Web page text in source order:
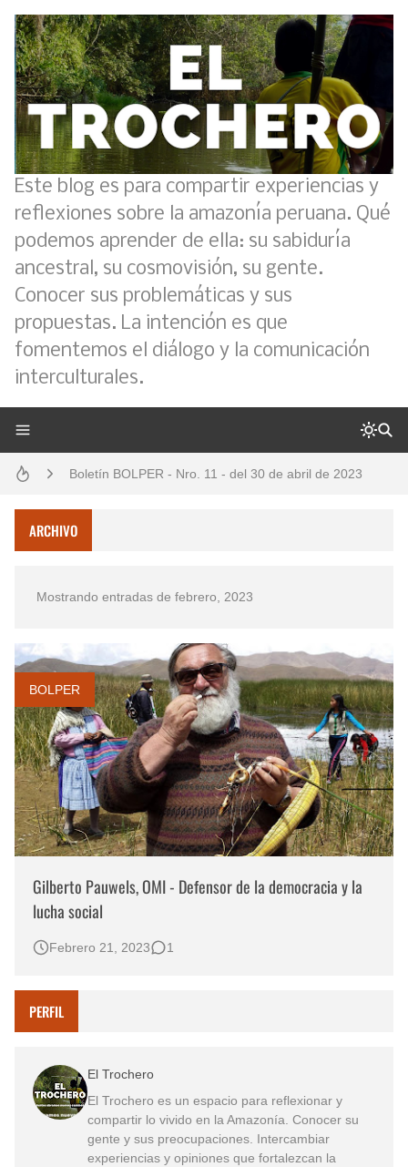
Este blog es para compartir experiencias y
reflexiones sobre la amazonía peruana. Qué
podemos aprender de ella: su sabiduría
ancestral, su cosmovisión, su gente.
Conocer sus problemáticas y sus
propuestas. La intención es que
fomentemos el diálogo y la comunicación
interculturales.
Análisis: Metodología de transversalización enfoque intercultural
Boletín BOLPER - Nro. 11 - del 30 de abril de 2023
Opción por los pueblos indígenas
Gestión de bosques tropicales en la región Loreto
Boletín BOLPER - Nro. 12 - del 30 de mayo de 2023
ARCHIVO
Mostrando entradas de febrero, 2023
BOLPER
Gilberto Pauwels, OMI - Defensor de la democracia y la
lucha social
Febrero 21, 2023 1
PERFIL
El Trochero
El Trochero es un espacio para reflexionar y
compartir lo vivido en la Amazonía. Conocer su
gente y sus preocupaciones. Intercambiar
experiencias y opiniones que fortalezcan la